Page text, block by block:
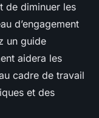
de diminuer les
d’engagement
un guide
aidera les
cadre de travail
et des